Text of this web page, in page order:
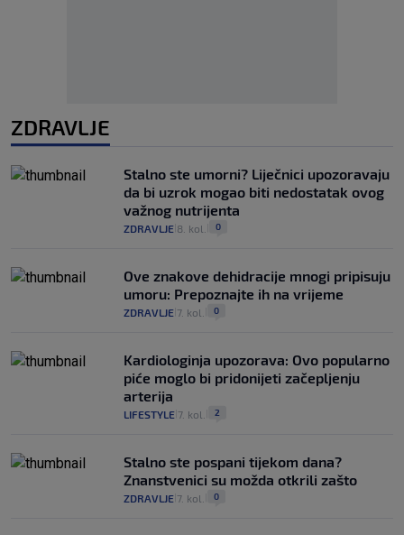
ZDRAVLJE
Stalno ste umorni? Liječnici upozoravaju
da bi uzrok mogao biti nedostatak ovog
važnog nutrijenta
ZDRAVLJE 8. kol. 0
Ove znakove dehidracije mnogi pripisuju
umoru: Prepoznajte ih na vrijeme
ZDRAVLJE 7. kol. 0
Kardiologinja upozorava: Ovo popularno
piće moglo bi pridonijeti začepljenju
arterija
LIFESTYLE 7. kol. 2
Stalno ste pospani tijekom dana?
Znanstvenici su možda otkrili zašto
ZDRAVLJE 7. kol. 0